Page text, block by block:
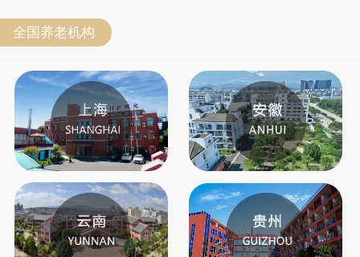
全国养老机构